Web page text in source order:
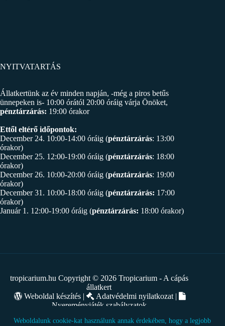
Weboldalunk cookie-kat használunk annak érdekében, hogy a legjobb
NYITVATARTÁS
Állatkertünk az év minden napján, -még a piros betűs
ünnepeken is- 10:00 órától 20:00 óráig várja Önöket,
pénztárzárás: 19:00 órakor
Ettől eltérő időpontok:
December 24. 10:00-14:00 óráig (pénztárzárás: 13:00
órakor)
December 25. 12:00-19:00 óráig (pénztárzárás: 18:00
órakor)
December 26. 10:00-20:00 óráig (pénztárzárás: 19:00
órakor)
December 31. 10:00-18:00 óráig (pénztárzárás: 17:00
órakor)
Január 1. 12:00-19:00 óráig (pénztárzárás: 18:00 órakor)
tropicarium.hu Copyright © 2026 Tropicarium - A cápás
állatkert
Weboldal készítés | Adatvédelmi nyilatkozat |
Nyereményjáték szabályzatok